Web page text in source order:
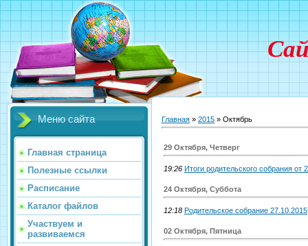
Меню сайта
Главная страница
Полезные ссылки
Расписание
Каталог файлов
Участвуем и
развиваемся
Главная » 2015 » Октябрь
29 Октября, Четверг
19:26 Итоги родительского собрания от
24 Октября, Суббота
12:18 Родительское собрание 27.10.2015
02 Октября, Пятница